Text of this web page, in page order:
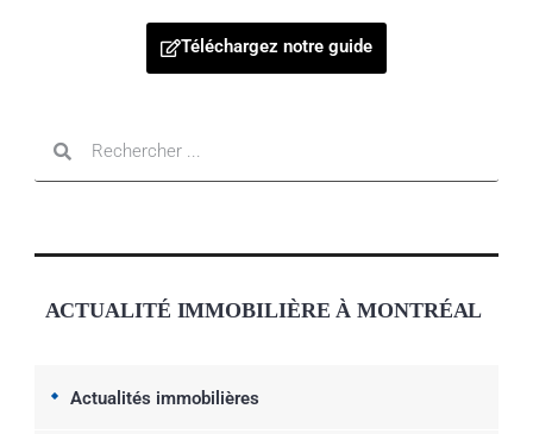
Téléchargez notre guide
ACTUALITÉ IMMOBILIÈRE À MONTRÉAL
Actualités immobilières